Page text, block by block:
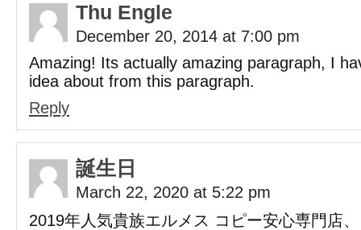
Thu Engle
December 20, 2014 at 7:00 pm
Amazing! Its actually amazing paragraph, I
idea about from this paragraph.
Reply
誕生日
March 22, 2020 at 5:22 pm
2019年人気貴族エルメス コピー安心専門店、